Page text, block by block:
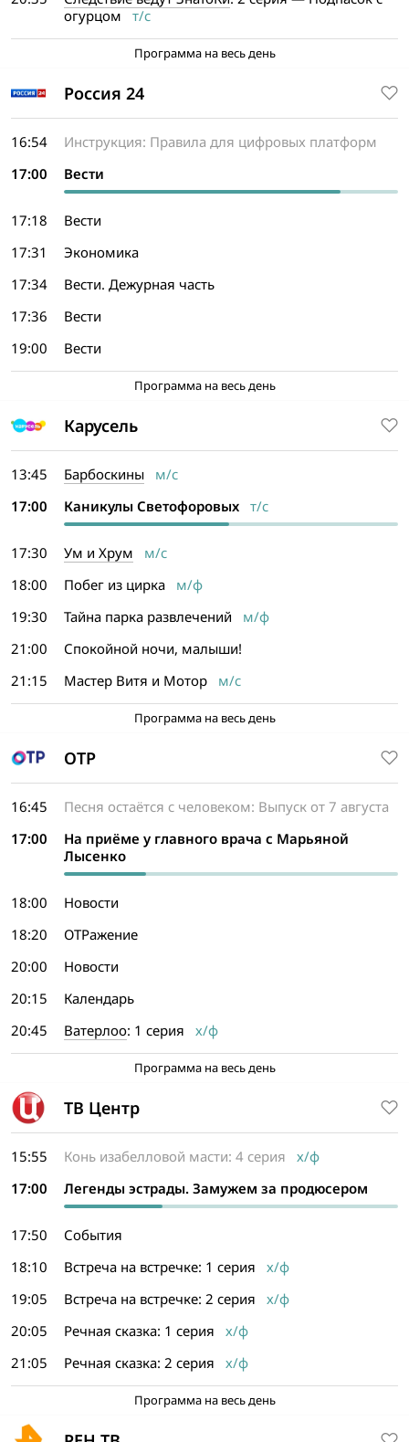
огурцом т/с
Программа на весь день
Россия 24
16:54
Инструкция: Правила для цифровых платформ
17:00
Вести
17:18
Вести
17:31
Экономика
17:34
Вести. Дежурная часть
17:36
Вести
19:00
Вести
Программа на весь день
Карусель
13:45 Барбоскины м/с
17:00
Каникулы Светофоровых т/с
17:30 Ум и Хрум м/с
18:00
Побег из цирка м/ф
19:30
Тайна парка развлечений м/ф
21:00
Спокойной ночи, малыши!
21:15
Мастер Витя и Мотор м/с
Программа на весь день
ОТР
16:45
Песня остаётся с человеком: Выпуск от 7 августа
17:00
На приёме у главного врача с Марьяной
Лысенко
18:00
Новости
18:20
ОТРажение
20:00
Новости
20:15
Календарь
20:45
Ватерлоо: 1 серия х/ф
Программа на весь день
ТВ Центр
15:55 Конь изабелловой масти: 4 серия х/ф
17:00
Легенды эстрады. Замужем за продюсером
17:50
События
18:10
Встреча на встречке: 1 серия х/ф
19:05
Встреча на встречке: 2 серия х/ф
20:05
Речная сказка: 1 серия х/ф
21:05
Речная сказка: 2 серия х/ф
Программа на весь день